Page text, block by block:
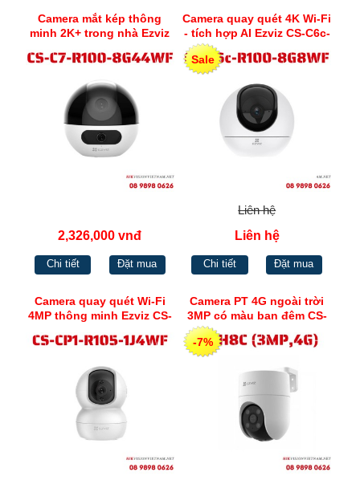
Camera mắt kép thông
minh 2K+ trong nhà Ezviz
2,326,000 vnđ
Chi tiết Đặt mua
Camera quay quét 4K Wi-Fi
- tích hợp AI Ezviz CS-C6c-
Sale
Liên hệ
Liên hệ
Chi tiết Đặt mua
Camera quay quét Wi-Fi
4MP thông minh Ezviz CS-
Camera PT 4G ngoài trời
3MP có màu ban đêm CS-
-7%